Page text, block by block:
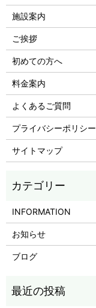
施設案内
ご挨拶
初めての方へ
料金案内
よくあるご質問
プライバシーポリシー
サイトマップ
INFORMATION
お知らせ
ブログ